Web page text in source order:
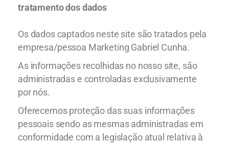
tratamento dos dados
Os dados captados neste site são tratados pela
empresa/pessoa Marketing Gabriel Cunha.
As informações recolhidas no nosso site, são
administradas e controladas exclusivamente
por nós.
Oferecemos proteção das suas informações
pessoais sendo as mesmas administradas em
conformidade com a legislação atual relativa à